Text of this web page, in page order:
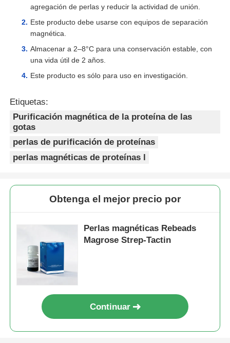
agregación de perlas y reducir la actividad de unión.
Este producto debe usarse con equipos de separación
magnética.
Almacenar a 2–8°C para una conservación estable, con
una vida útil de 2 años.
Este producto es sólo para uso en investigación.
Etiquetas:
Purificación magnética de la proteína de las
gotas
perlas de purificación de proteínas
perlas magnéticas de proteínas l
Obtenga el mejor precio por
Perlas magnéticas Rebeads
Magrose Strep-Tactin
Continuar